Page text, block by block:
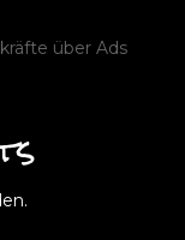
über Ads